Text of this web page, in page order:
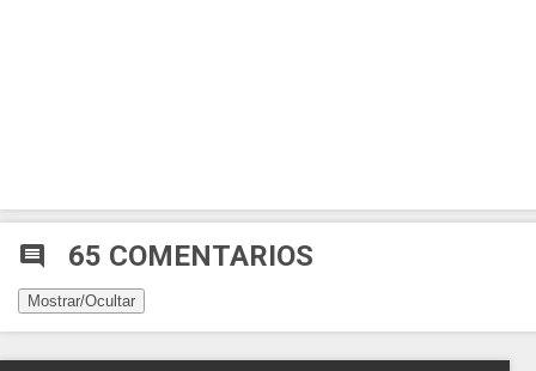
comment 65 COMENTARIOS
Mostrar/Ocultar